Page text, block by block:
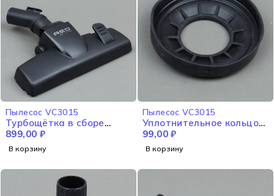
Пылесос VC3015
Турбощётка в сборе
VC3015
899,00 ₽
В корзину
Пылесос VC3015
Уплотнительное кольцо
двигателя VC3015
99,00₽
В корзину